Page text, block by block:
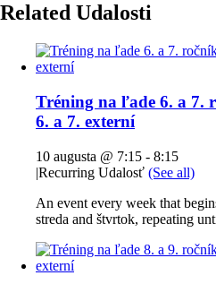
Related Udalosti
Tréning na ľade 6. a 7.
6. a 7. externí
10 augusta @ 7:15 - 8:15
|Recurring Udalosť (See all)
An event every week that
streda and štvrtok, repeating